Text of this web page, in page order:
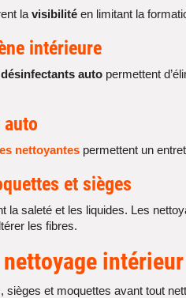
la visibilité en limitant la
intérieure
désinfectants auto permettent
auto
nettoyantes permettent un
et sièges
la saleté et les liquides. Les
les fibres.
nettoyage intérieur
sièges et moquettes avant tout